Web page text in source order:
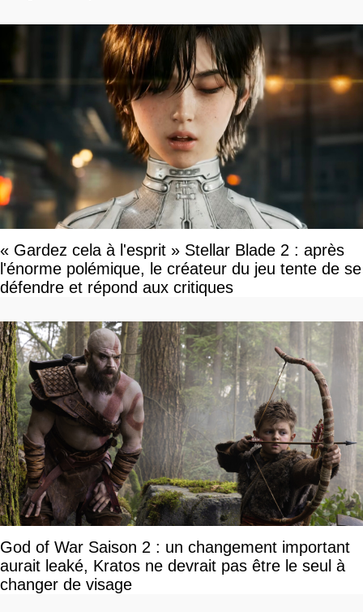
« Gardez cela à l'esprit » Stellar Blade 2 : après
l'énorme polémique, le créateur du jeu tente de se
défendre et répond aux critiques
God of War Saison 2 : un changement important
aurait leaké, Kratos ne devrait pas être le seul à
changer de visage